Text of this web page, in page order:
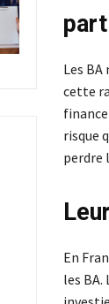
Les
cette
risque
perdre
En
les